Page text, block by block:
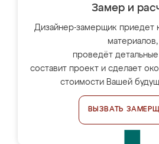
Замер и
Дизайнер-замерщик приедет
материалов,
проведёт
составит проект и сделает
стоимости Вашей
ВЫЗВАТЬ